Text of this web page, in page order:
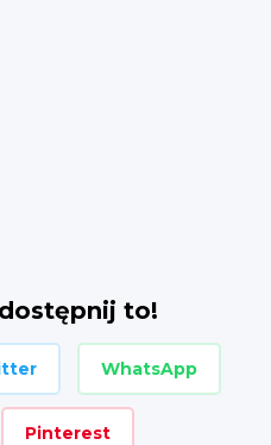
to!
WhatsApp
Pinterest